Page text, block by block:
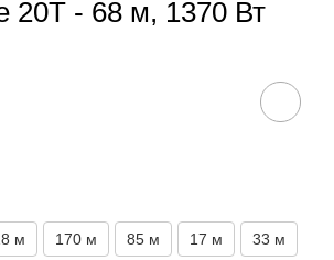
20T - 68 м, 1370 Вт
м 170 м 85 м 17 м 33 м